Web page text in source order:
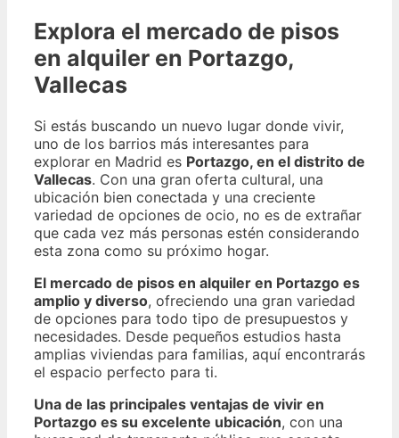
Explora el mercado de pisos
en alquiler en Portazgo,
Vallecas
Si estás buscando un nuevo lugar donde vivir,
uno de los barrios más interesantes para
explorar en Madrid es Portazgo, en el distrito de
Vallecas. Con una gran oferta cultural, una
ubicación bien conectada y una creciente
variedad de opciones de ocio, no es de extrañar
que cada vez más personas estén considerando
esta zona como su próximo hogar.
El mercado de pisos en alquiler en Portazgo es
amplio y diverso, ofreciendo una gran variedad
de opciones para todo tipo de presupuestos y
necesidades. Desde pequeños estudios hasta
amplias viviendas para familias, aquí encontrarás
el espacio perfecto para ti.
Una de las principales ventajas de vivir en
Portazgo es su excelente ubicación, con una